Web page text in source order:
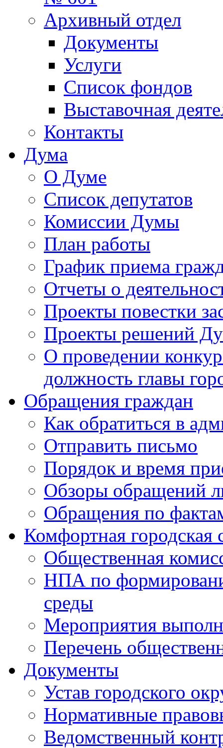
Архивный отдел
Документы
Услуги
Список фондов
Выставочная
Контакты
Дума
О Думе
Список депутатов
Комиссии Думы
План работы
График приема
Отчеты о
Проекты повестки
Проекты решений
О проведении
должность главы
Обращения граждан
Как обратиться в
Отправить письмо
Порядок и время
Обзоры обращений
Обращения по
Комфортная городская
Общественная
НПА по
среды
Мероприятия
Перечень
Документы
Устав городского
Нормативные
Ведомственный